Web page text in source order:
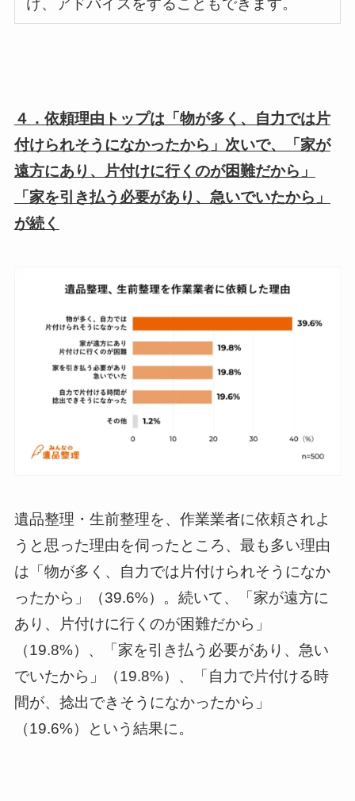
け、アドバイスをすることもできます。
４．依頼理由トップは「物が多く、自力では片
付けられそうになかったから」次いで、「家が
遠方にあり、片付けに行くのが困難だから」
「家を引き払う必要があり、急いでいたから」
が続く
遺品整理・生前整理を、作業業者に依頼されよ
うと思った理由を伺ったところ、最も多い理由
は「物が多く、自力では片付けられそうになか
ったから」（39.6%）。続いて、「家が遠方に
あり、片付けに行くのが困難だから」
（19.8%）、「家を引き払う必要があり、急い
でいたから」（19.8%）、「自力で片付ける時
間が、捻出できそうになかったから」
（19.6%）という結果に。